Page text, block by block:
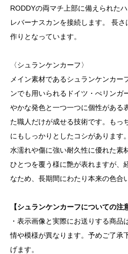
RODDYの両マチ上部に備えられた
レバーナスカンを接続します。 長
作りとなっています。
〈シュランケンカーフ〉
メイン素材であるシュランケンカー
ンでも用いられるドイツ・ぺリンガ
やかな発色と一つ一つに個性がある
た職人だけが成せる技術です。もっ
にもしっかりとしたコシがあります。
水濡れや傷に強い耐久性に優れた素
ひとつを覆う様に艶が表れますが、
なため、長期間にわたり本来の色合
【シュランケンカーフについての注
・表示画像と実際にお送りする商
情や模様が異なります。予めご了承
げます。